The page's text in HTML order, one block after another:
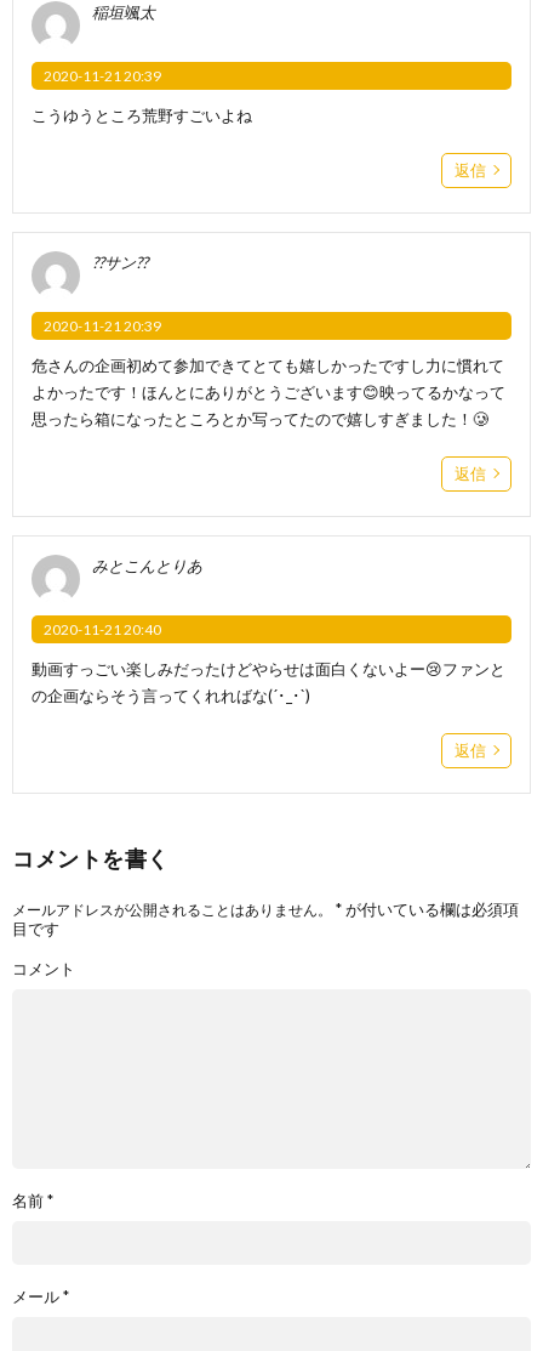
稲垣颯太
2020-11-21 20:39
こうゆうところ荒野すごいよね
返信
??サン??
2020-11-21 20:39
危さんの企画初めて参加できてとても嬉しかったですし力に慣れて
よかったです！ほんとにありがとうございます😊映ってるかなって
思ったら箱になったところとか写ってたので嬉しすぎました！🥲
返信
みとこんとりあ
2020-11-21 20:40
動画すっごい楽しみだったけどやらせは面白くないよー😢ファンと
の企画ならそう言ってくれればな(´･_･`)
返信
コメントを書く
メールアドレスが公開されることはありません。 *が付いている欄は必須項
目です
コメント
名前*
メール*